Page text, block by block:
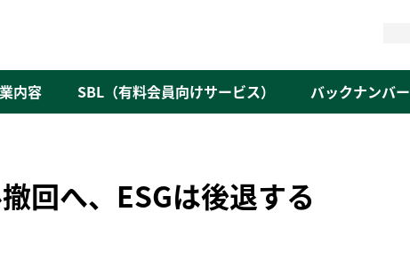
内容 SBL（有料会員向けサービス） バックナンバー
回へ、ESGは後退する